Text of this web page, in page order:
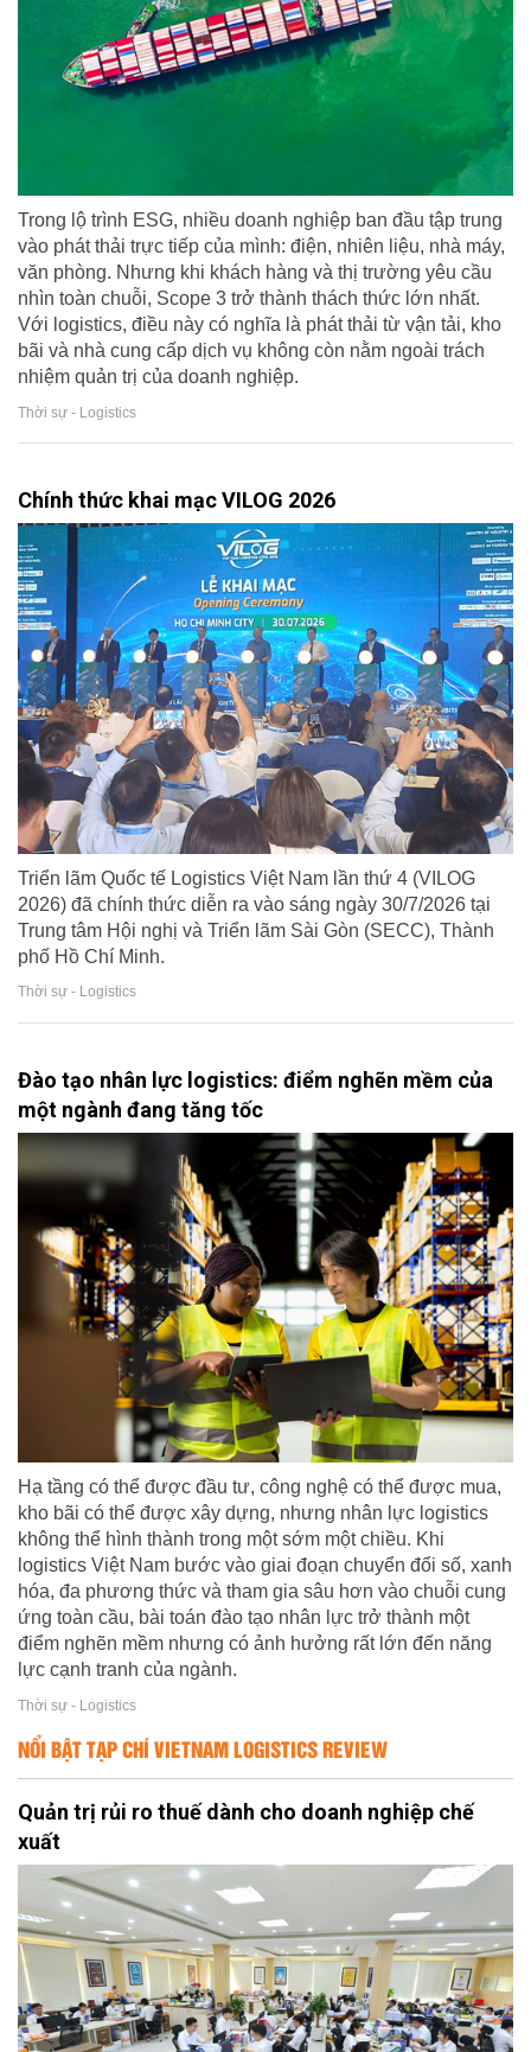
Trong lộ trình ESG, nhiều doanh nghiệp ban đầu tập trung
vào phát thải trực tiếp của mình: điện, nhiên liệu, nhà máy,
văn phòng. Nhưng khi khách hàng và thị trường yêu cầu
nhìn toàn chuỗi, Scope 3 trở thành thách thức lớn nhất.
Với logistics, điều này có nghĩa là phát thải từ vận tải, kho
bãi và nhà cung cấp dịch vụ không còn nằm ngoài trách
nhiệm quản trị của doanh nghiệp.
Thời sự - Logistics
Chính thức khai mạc VILOG 2026
Triển lãm Quốc tế Logistics Việt Nam lần thứ 4 (VILOG
2026) đã chính thức diễn ra vào sáng ngày 30/7/2026 tại
Trung tâm Hội nghị và Triển lãm Sài Gòn (SECC), Thành
phố Hồ Chí Minh.
Thời sự - Logistics
Đào tạo nhân lực logistics: điểm nghẽn mềm của
một ngành đang tăng tốc
Hạ tầng có thể được đầu tư, công nghệ có thể được mua,
kho bãi có thể được xây dựng, nhưng nhân lực logistics
không thể hình thành trong một sớm một chiều. Khi
logistics Việt Nam bước vào giai đoạn chuyển đổi số, xanh
hóa, đa phương thức và tham gia sâu hơn vào chuỗi cung
ứng toàn cầu, bài toán đào tạo nhân lực trở thành một
điểm nghẽn mềm nhưng có ảnh hưởng rất lớn đến năng
lực cạnh tranh của ngành.
Thời sự - Logistics
NỔI BẬT TẠP CHÍ VIETNAM LOGISTICS REVIEW
Quản trị rủi ro thuế dành cho doanh nghiệp chế
xuất